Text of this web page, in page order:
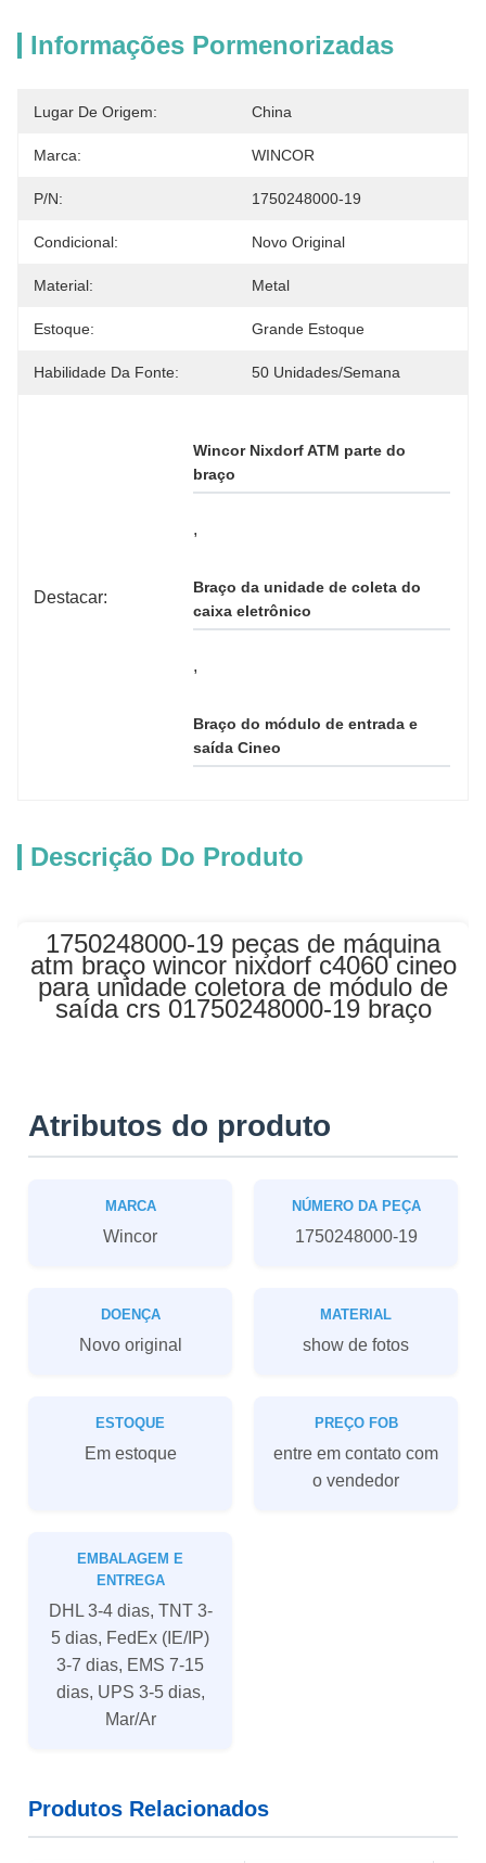
Informações Pormenorizadas
Lugar De Origem: China
Marca: WINCOR
P/N: 1750248000-19
Condicional: Novo Original
Material: Metal
Estoque: Grande Estoque
Habilidade Da Fonte: 50 Unidades/semana
Destacar:
Wincor Nixdorf ATM parte do
braço
,
Braço da unidade de coleta do
caixa eletrônico
,
Braço do módulo de entrada e
saída Cineo
Descrição Do Produto
1750248000-19 peças de máquina
atm braço wincor nixdorf c4060 cineo
para unidade coletora de módulo de
saída crs 01750248000-19 braço
Atributos do produto
MARCA
Wincor
NÚMERO DA PEÇA
1750248000-19
DOENÇA
Novo original
MATERIAL
show de fotos
ESTOQUE
Em estoque
PREÇO FOB
entre em contato com
o vendedor
EMBALAGEM E
ENTREGA
DHL 3-4 dias, TNT 3-
5 dias, FedEx (IE/IP)
3-7 dias, EMS 7-15
dias, UPS 3-5 dias,
Mar/Ar
Produtos Relacionados